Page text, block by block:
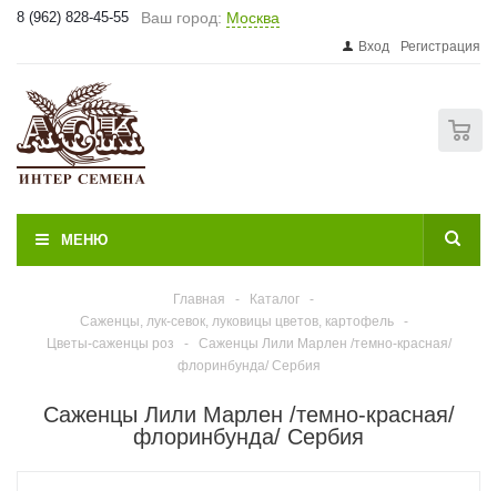
8 (962) 828-45-55 Ваш город: Москва
Вход Регистрация
МЕНЮ
Главная - Каталог
-
Саженцы, лук-севок, луковицы цветов, картофель
-
Цветы-саженцы роз
-
Саженцы Лили Марлен /темно-красная/
флоринбунда/ Сербия
Саженцы Лили Марлен /темно-красная/
флоринбунда/ Сербия